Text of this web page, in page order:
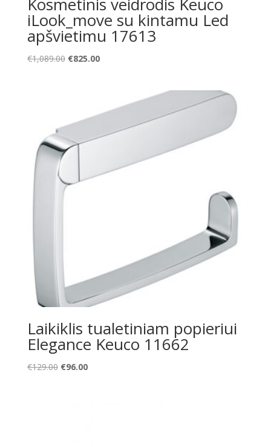
iLook_move su kintamu Led
apšvietimu 17613
€1,089.00 Original
€825.00Current
Laikiklis tualetiniam popieriui
Elegance Keuco 11662
€129.00 Original
€96.00Current